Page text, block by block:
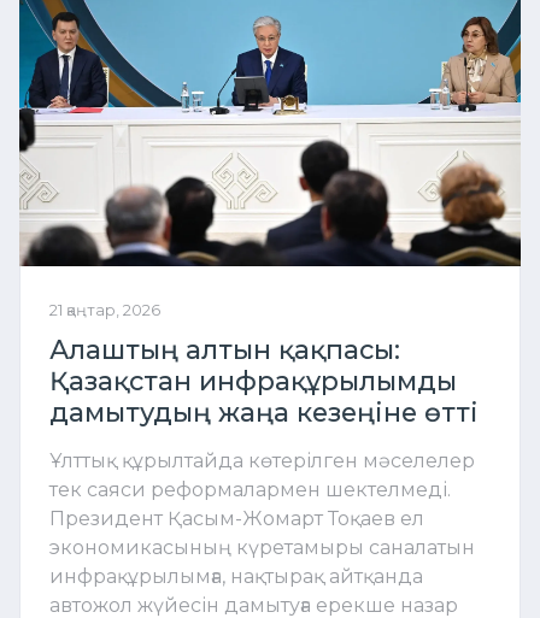
21 қаңтар, 2026
Алаштың алтын қақпасы:
Қазақстан инфрақұрылымды
дамытудың жаңа кезеңіне өтті
Ұлттық құрылтайда көтерілген мәселелер
тек саяси реформалармен шектелмеді.
Президент Қасым-Жомарт Тоқаев ел
экономикасының күретамыры саналатын
инфрақұрылымға, нақтырақ айтқанда
автожол жүйесін дамытуға ерекше назар